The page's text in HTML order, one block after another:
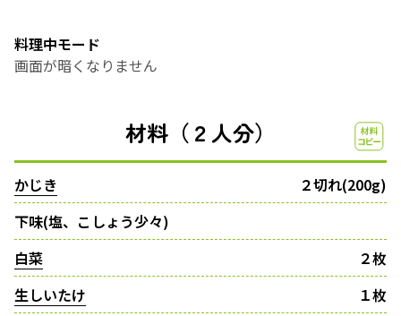
料理中モード
画面が暗くなりません
材料（２人分）
かじき
２切れ(200g)
下味(塩、こしょう少々)
白菜
２枚
生しいたけ
１枚